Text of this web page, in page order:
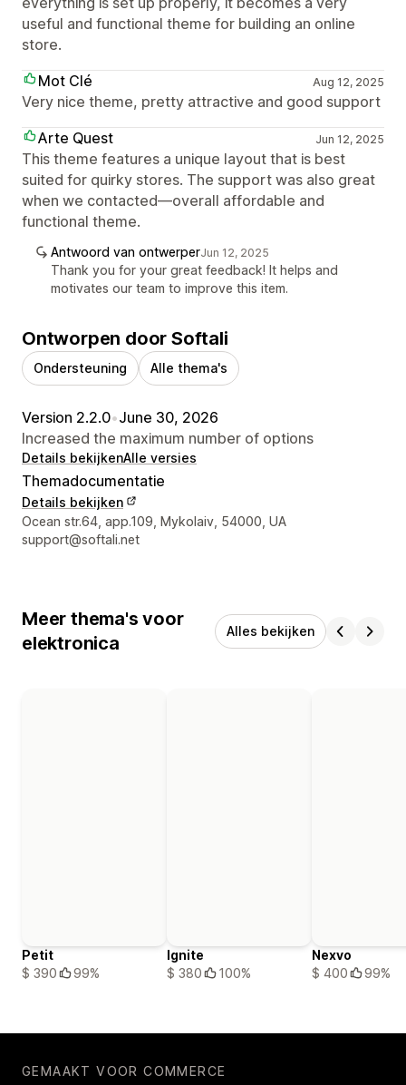
useful and functional theme for building an online
store.
Mot Clé
Aug 12, 2025
Very nice theme, pretty attractive and good support
Arte Quest
Jun 12, 2025
This theme features a unique layout that is best
suited for quirky stores. The support was also great
when we contacted—overall affordable and
functional theme.
Antwoord van ontwerperJun 12, 2025
Thank you for your great feedback! It helps and
motivates our team to improve this item.
Ontworpen door Softali
Ondersteuning Alle thema's
Version 2.2.0•June 30, 2026
Increased the maximum number of options
Details bekijkenAlle versies
Themadocumentatie
Details bekijken
Contactgegevens ontwerper
Ocean str.64, app.109, Mykolaiv, 54000, UA
support@softali.net
Meer thema's voor
elektronica
Alles bekijken
Petit
$ 390
99%
Ignite
$ 380
100%
Nexvo
$ 400
99%
GEMAAKT VOOR COMMERCE